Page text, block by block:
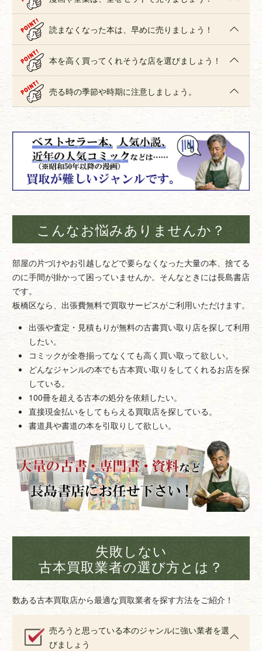
読まなくなった本は、早めに売りましょう！
本を高く買ってくれそうな店を選びましょう！
売る時の季節や時期に注意しましょう。
こんなお悩みありませんか？
部屋の片づけやお引越しなどで要らなくなった大量の本、捨てる
のに手間が掛かって困っていませんか。そんなときには長島書店
です。
板橋区なら、出張費無料で買取サービスがご利用いただけます。
出張や査定・見積もりが無料の古書買い取り店を探して利用
したい。
コミックが全巻揃ってなくても高く買い取って欲しい。
どんなジャンルの本でも古本買い取りをしてくれるお店を探
している。
100冊を超える古本の処分を依頼したい。
直接現金払いをしてもらえる買取店を探している。
書道具や書道の本を引取りして欲しい。
失敗しない
古本買取業者の選び方とは？
数ある古本買取店から最適な買取業者を探す方法をご紹介！
売ろうと思っている本のジャンルに強い業者を選
びましょう